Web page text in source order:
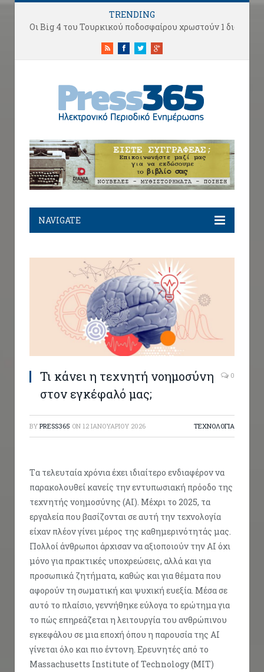
TRENDING
RSS FacebookTwitterGoogle+
NAVIGATE
Τι κάνει η τεχνητή νοημοσύνη
στον εγκέφαλό μας;
0
BY PRESS365 ON 12 ΙΑΝΟΥΑΡΊΟΥ 2026 ΤΕΧΝΟΛΟΓΙΑ
Tα τελευταία χρόνια έχει ιδιαίτερο ενδιαφέρον να
παρακολουθεί κανείς την εντυπωσιακή πρόοδο της
τεχνητής νοημοσύνης (AI). Μέχρι το 2025, τα
εργαλεία που βασίζονται σε αυτή την τεχνολογία
είχαν πλέον γίνει μέρος της καθημερινότητάς μας.
Πολλοί άνθρωποι άρχισαν να αξιοποιούν την AI όχι
μόνο για πρακτικές υποχρεώσεις, αλλά και για
προσωπικά ζητήματα, καθώς και για θέματα που
αφορούν τη σωματική και ψυχική ευεξία. Μέσα σε
αυτό το πλαίσιο, γεννήθηκε εύλογα το ερώτημα για
το πώς επηρεάζεται η λειτουργία του ανθρώπινου
εγκεφάλου σε μια εποχή όπου η παρουσία της AI
γίνεται όλο και πιο έντονη. Ερευνητές από το
Massachusetts Institute of Technology (MIT)